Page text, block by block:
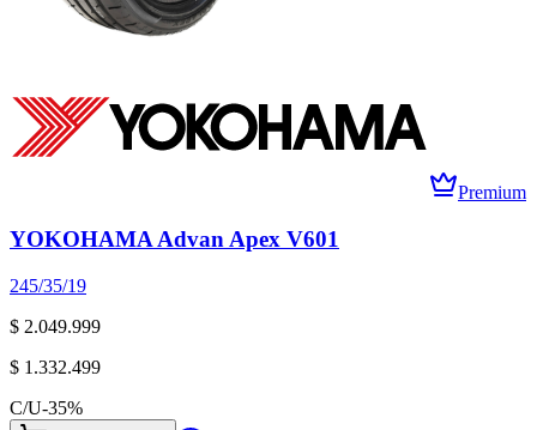
Premium
YOKOHAMA Advan Apex V601
245/35/19
$ 2.049.999
$ 1.332.499
C/U-35%